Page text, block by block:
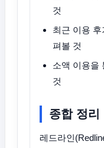
것
최근 이용
펴볼 것
소액 이용을
것
종합 정리
레드라인